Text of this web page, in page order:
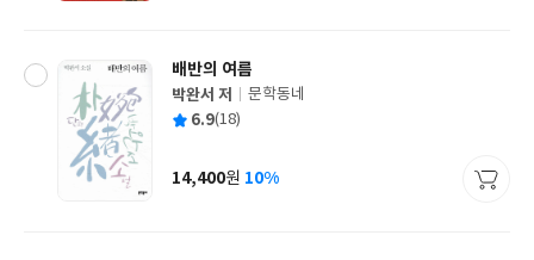
배반의 여름
글
쓴
박완서 저
출
사
문학동네
평 6.9(18)
가
14,400원 10%